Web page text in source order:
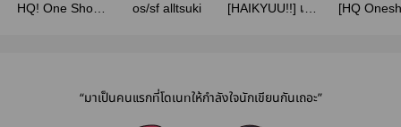
HQ! One Shot :
os/sf alltsuki
[HAIKYUU!!] เรือ
[HQ
“มาเป็นคนแรกที่โดเนทให้กำลังใจนักเขียนกันเถอะ”